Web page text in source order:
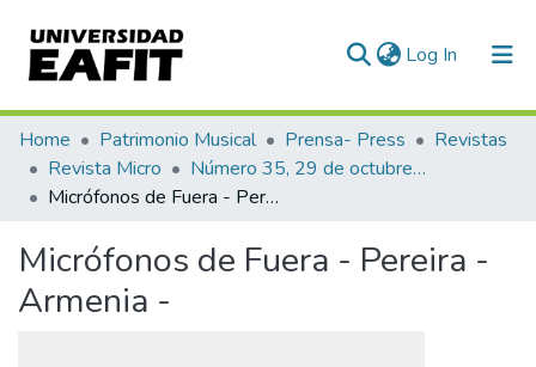
Log In (current)
Communities & Collections
All of DSpace
Home Patrimonio Musical Prensa- Press
Revistas
Revista Micro
Número 35, 29 de octubre de 1940
Micrófonos de Fuera - Pereira - Armenia -
Micrófonos de Fuera - Pereira -
Armenia -